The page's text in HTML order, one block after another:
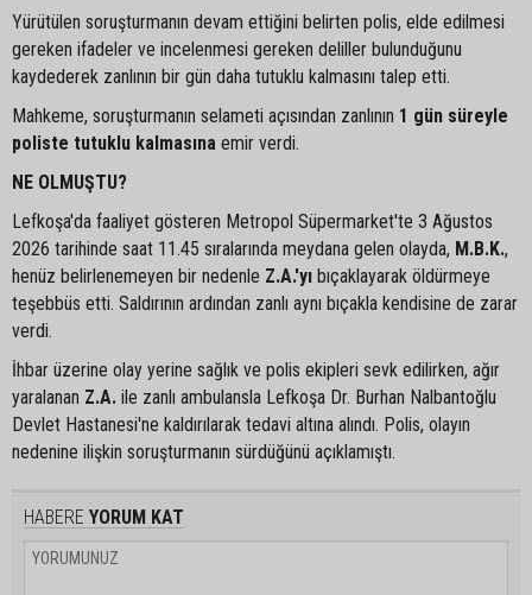
Yürütülen soruşturmanın devam ettiğini belirten polis, elde edilmesi
gereken ifadeler ve incelenmesi gereken deliller bulunduğunu
kaydederek zanlının bir gün daha tutuklu kalmasını talep etti.
Mahkeme, soruşturmanın selameti açısından zanlının 1 gün süreyle
poliste tutuklu kalmasına emir verdi.
NE OLMUŞTU?
Lefkoşa'da faaliyet gösteren Metropol Süpermarket'te 3 Ağustos
2026 tarihinde saat 11.45 sıralarında meydana gelen olayda, M.B.K.,
henüz belirlenemeyen bir nedenle Z.A.'yı bıçaklayarak öldürmeye
teşebbüs etti. Saldırının ardından zanlı aynı bıçakla kendisine de zarar
verdi.
İhbar üzerine olay yerine sağlık ve polis ekipleri sevk edilirken, ağır
yaralanan Z.A. ile zanlı ambulansla Lefkoşa Dr. Burhan Nalbantoğlu
Devlet Hastanesi'ne kaldırılarak tedavi altına alındı. Polis, olayın
nedenine ilişkin soruşturmanın sürdüğünü açıklamıştı.
HABERE YORUM KAT